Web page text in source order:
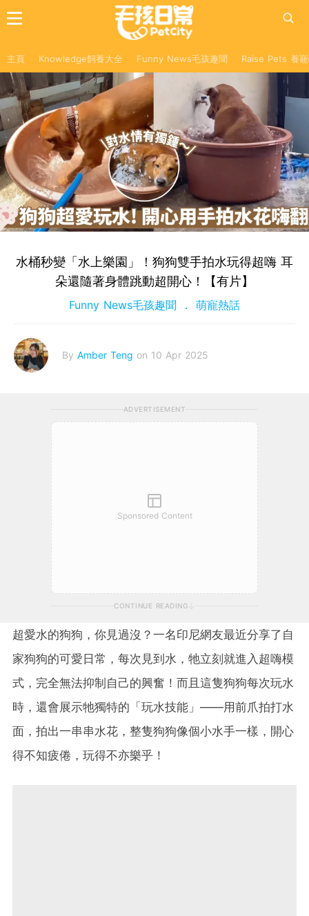
主頁 Knowledge飼養大全 Funny News毛孩趣聞 Raise Pets 養
水桶秒變「水上樂園」！狗狗雙手拍水玩得超嗨 耳
朵還隨著身體跳動超開心！【有片】
Funny News毛孩趣聞 萌寵熱話
By Amber Teng on 10 Apr 2025
ADVERTISEMENT
Sponsored Content
CONTINUE READING
超愛水的狗狗，你見過沒？一名印尼網友最近分享了自
家狗狗的可愛日常，每次見到水，牠立刻就進入超嗨模
式，完全無法抑制自己的興奮！而且這隻狗狗每次玩水
時，還會展示牠獨特的「玩水技能」——用前爪拍打水
面，拍出一串串水花，整隻狗狗像個小水手一樣，開心
得不知疲倦，玩得不亦樂乎！